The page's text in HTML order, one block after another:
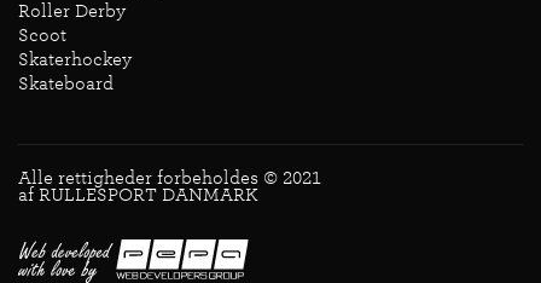
Roller Derby
Scoot
Skaterhockey
Skateboard
Alle rettigheder forbeholdes © 2021
af RULLESPORT DANMARK